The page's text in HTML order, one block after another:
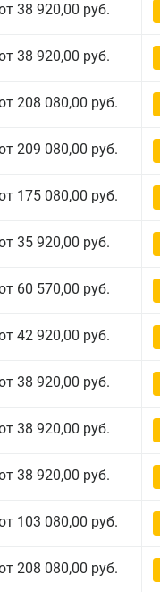
38 920,00 руб.
38 920,00 руб.
208 080,00 руб.
209 080,00 руб.
175 080,00 руб.
35 920,00 руб.
60 570,00 руб.
42 920,00 руб.
38 920,00 руб.
38 920,00 руб.
38 920,00 руб.
103 080,00 руб.
208 080,00 руб.